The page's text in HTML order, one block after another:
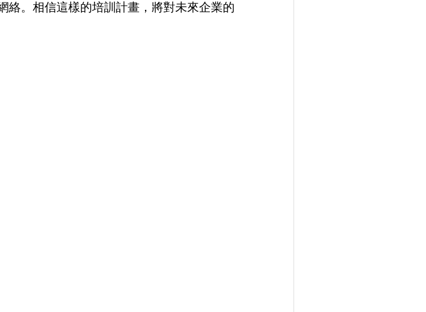
絡。相信這樣的培訓計畫，將對未來企業的